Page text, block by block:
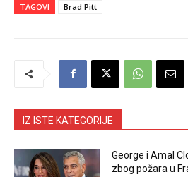
TAGOVI Brad Pitt
IZ ISTE KATEGORIJE
George i Amal
zbog požara u